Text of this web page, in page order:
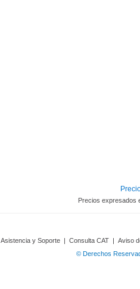
Precios expresados
Asistencia y Soporte | Consulta CAT | Aviso
© Derechos